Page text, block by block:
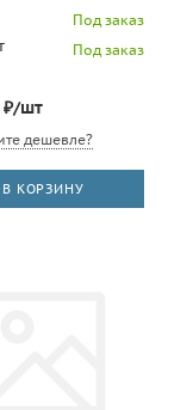
Под заказ
Под заказ
/шт
дешевле?
В КОРЗИНУ